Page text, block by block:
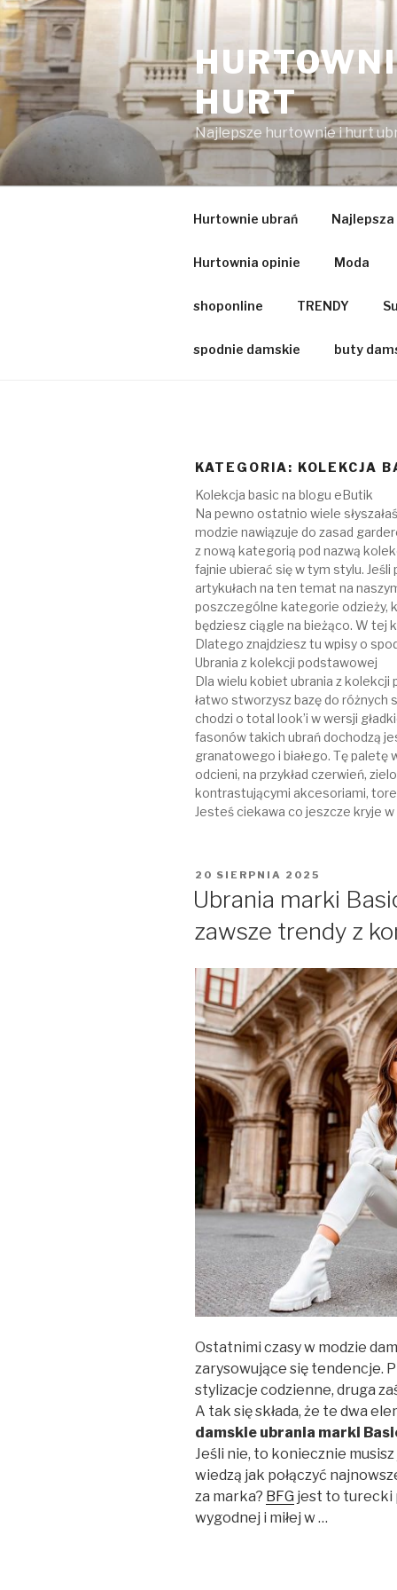
Przejdź
do
treści
HURT
Najlepsze hurtownie i hurt
Hurtownie ubrań
Hurtownia opinie Moda
shoponline TRENDY
spodnie damskie buty
KATEGORIA: KOLEKCJA
Kolekcja basic na blogu eButik
Na pewno ostatnio wiele
modzie nawiązuje do zasad
z nową kategorią pod nazwą
fajnie ubierać się w tym stylu.
artykułach na ten temat na
poszczególne kategorie odzieży,
będziesz ciągle na bieżąco. W tej
Dlatego znajdziesz tu wpisy o
Ubrania z kolekcji podstawowej
Dla wielu kobiet ubrania z kolekcji
łatwo stworzysz bazę do różnych
chodzi o total look’i w wersji
fasonów takich ubrań dochodzą
granatowego i białego. Tę paletę
odcieni, na przykład czerwień,
kontrastującymi akcesoriami,
Jesteś ciekawa co jeszcze kryje
OPUBLIKOWANE
20 SIERPNIA 2025
Ubrania marki
zawsze trendy z
Ostatnimi czasy w modzie
zarysowujące się tendencje.
stylizacje codzienne, druga
A tak się składa, że te dwa
damskie ubrania marki
Jeśli nie, to koniecznie
wiedzą jak połączyć
za marka? BFG jest to turecki
wygodnej i miłej w …